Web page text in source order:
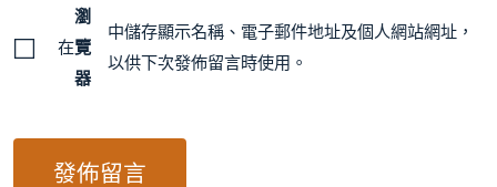
在
瀏
覽
器
中儲存顯示名稱、電子郵件地址及個人網站網址，
以供下次發佈留言時使用。